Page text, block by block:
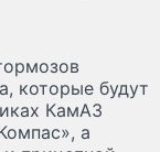
которые будут
КамАЗ
а